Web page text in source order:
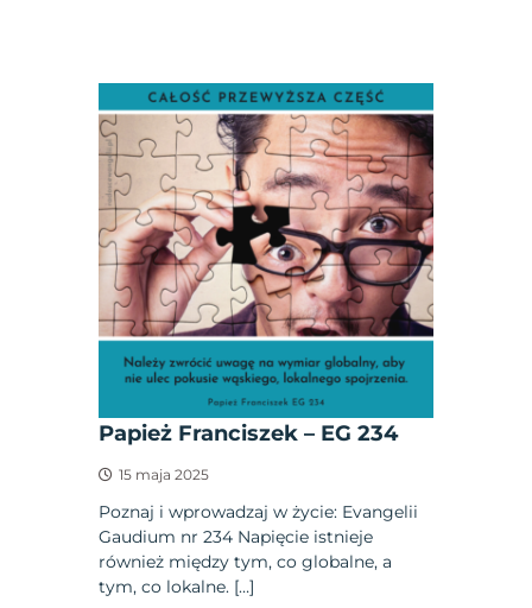
Papież Franciszek – EG 234
15 maja 2025
Poznaj i wprowadzaj w życie: Evangelii
Gaudium nr 234 Napięcie istnieje
również między tym, co globalne, a
tym, co lokalne. […]